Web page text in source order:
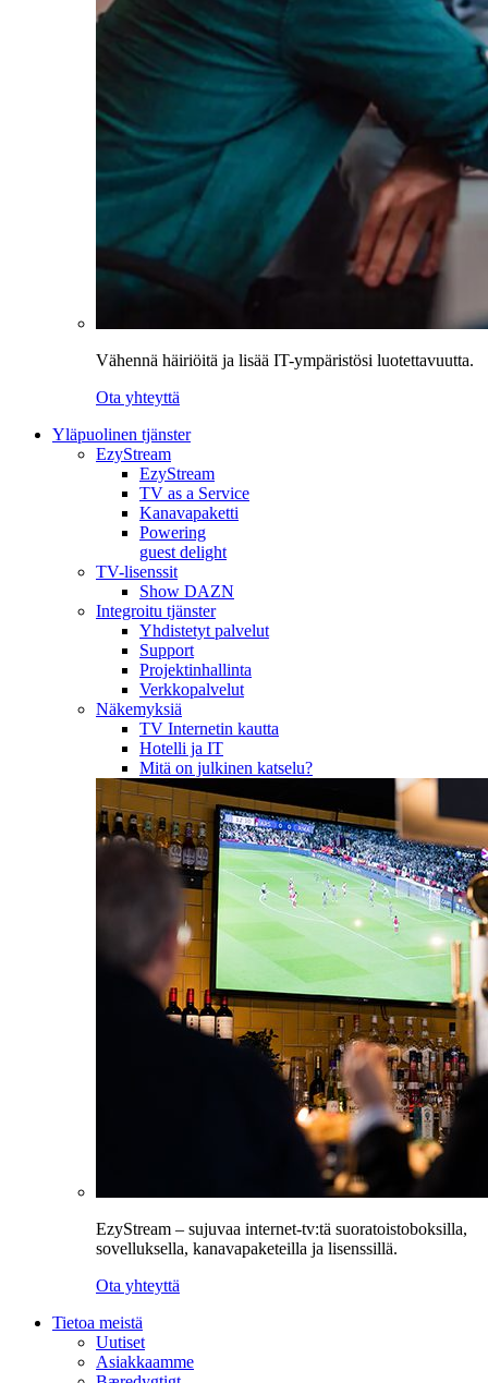
Vähennä häiriöitä ja lisää IT-ympäristösi luotettavuutta.
Ota yhteyttä
Yläpuolinen tjänster
EzyStream
EzyStream
TV as a Service
Kanavapaketti
Powering
guest delight
TV-lisenssit
Show DAZN
Integroitu tjänster
Yhdistetyt palvelut
Support
Projektinhallinta
Verkkopalvelut
Näkemyksiä
TV Internetin kautta
Hotelli ja IT
Mitä on julkinen katselu?
EzyStream – sujuvaa internet-tv:tä suoratoistoboksilla,
sovelluksella, kanavapaketeilla ja lisenssillä.
Ota yhteyttä
Tietoa meistä
Uutiset
Asiakkaamme